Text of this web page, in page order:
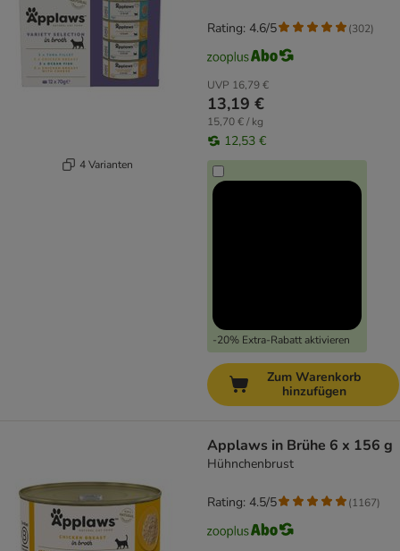
4 Varianten
UVP 16,79 €
13,19 €
15,70 € / kg
12,53 €
-20% Extra-Rabatt aktivieren
Rating: 4.6/5 (302)
Zum Warenkorb
hinzufügen
Applaws in Brühe 6 x 156 g
Hühnchenbrust
Rating: 4.5/5 (1167)